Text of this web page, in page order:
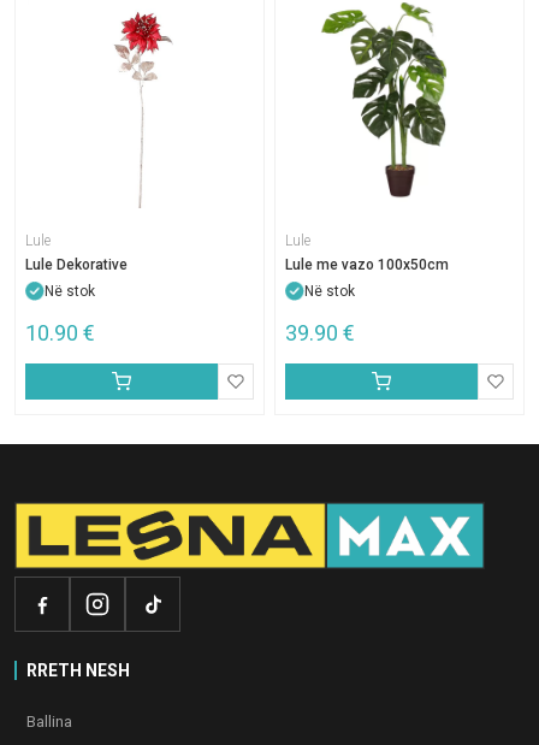
Lule
Lule Dekorative
Në stok
10.90 €
Lule
Lule me vazo 100x50cm
Në stok
39.90 €
RRETH NESH
Ballina